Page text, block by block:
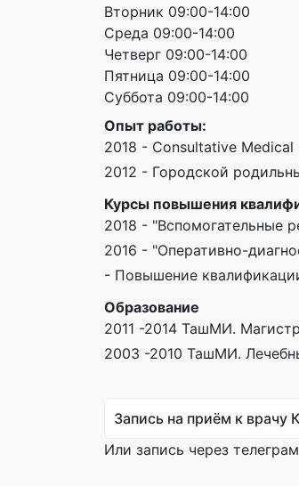
Вторник 09:00-14:00
Среда 09:00-14:00
Четверг 09:00-14:00
Пятница 09:00-14:00
Суббота 09:00-14:00
Опыт работы:
2018 - Consultative Medical
2012 - Городской
Курсы повышения
2018 - "Вспомогательные
2016 - "Оперативно-
- Повышение
Образование
2011 -2014 ТашМИ.
2003 -2010 ТашМИ.
Запись на приём к
Или запись через